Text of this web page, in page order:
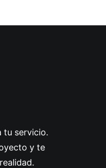
tu servicio.
y te